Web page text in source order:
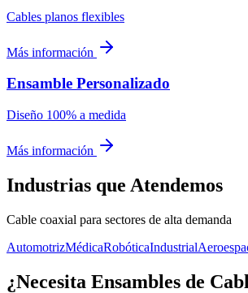
Cables planos flexibles
Más información
Ensamble Personalizado
Diseño 100% a medida
Más información
Industrias que Atendemos
Cable coaxial para sectores de alta demanda
AutomotrizMédicaRobóticaIndustrial
¿Necesita Ensambles de